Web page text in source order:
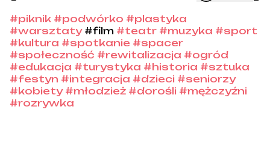
#piknik #podwórko #plastyka
#warsztaty #film #teatr #muzyka #sport
#kultura #spotkanie #spacer
#społeczność #rewitalizacja #ogród
#edukacja #turystyka #historia #sztuka
#festyn #integracja #dzieci #seniorzy
#kobiety #młodzież #dorośli #mężczyźni
#rozrywka